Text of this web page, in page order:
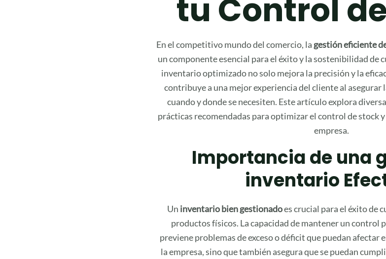
tu Control
En el competitivo mundo del comercio, la gestión eficiente
un componente esencial para el éxito y la sostenibilidad de
inventario optimizado no solo mejora la precisión y la
contribuye a una mejor experiencia del cliente al
cuando y donde se necesiten. Este artículo explora
prácticas recomendadas para optimizar el control de stock
empresa.
Importancia de una
inventario
Un inventario bien gestionadoes crucial para el éxito de
productos físicos. La capacidad de mantener un control
previene problemas de exceso o déficit que puedan
la empresa, sino que también asegura que se puedan